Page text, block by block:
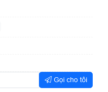
Gọi cho tôi